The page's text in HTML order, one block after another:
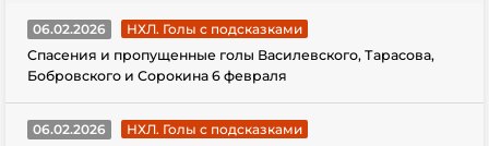
06.02.2026
НХЛ. Голы с подсказками
Спасения и пропущенные голы Василевского, Тарасова,
Бобровского и Сорокина 6 февраля
06.02.2026
НХЛ. Голы с подсказками